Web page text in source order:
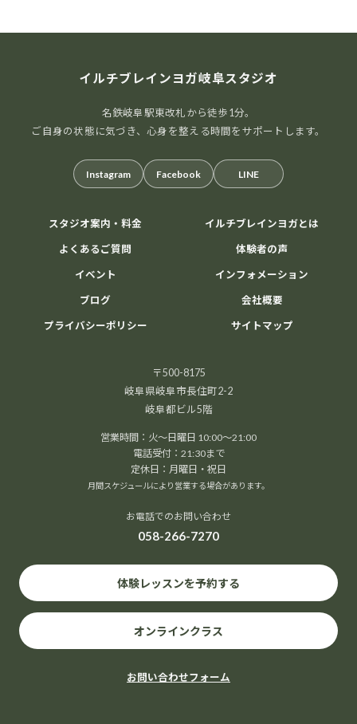
イルチブレインヨガ岐阜スタジオ
名鉄岐阜駅東改札から徒歩1分。
ご自身の状態に気づき、心身を整える時間をサポートします。
Instagram Facebook LINE
スタジオ案内・料金 イルチブレインヨガとは
よくあるご質問 体験者の声
イベント インフォメーション
ブログ 会社概要
プライバシーポリシー サイトマップ
〒500-8175
岐阜県岐阜市長住町2-2
岐阜都ビル5階
営業時間：火～日曜日 10:00～21:00
電話受付：21:30まで
定休日：月曜日・祝日
月間スケジュールにより営業する場合があります。
お電話でのお問い合わせ
058-266-7270
体験レッスンを予約する
オンラインクラス
お問い合わせフォーム